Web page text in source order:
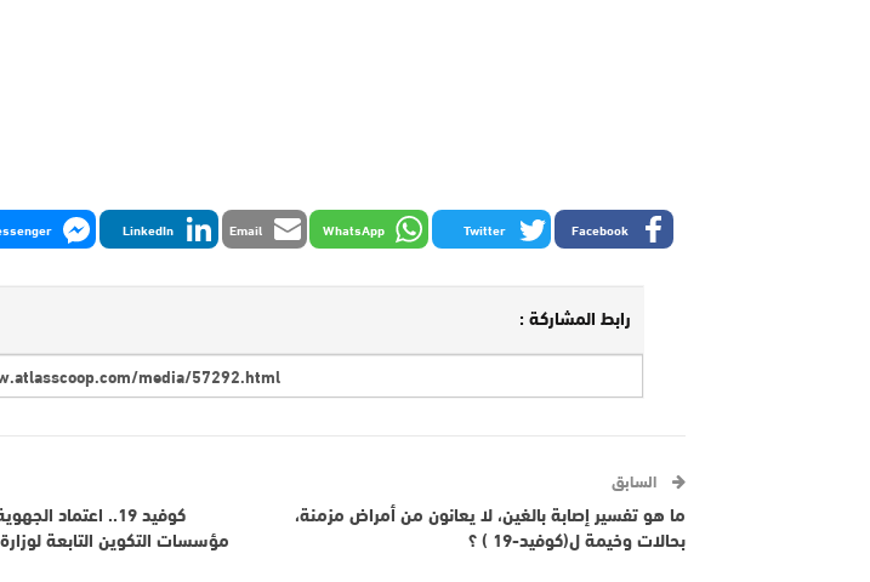
Facebook
Twitter
WhatsApp
Email
LinkedIn
رابط المشاركة :
السابق
ما هو تفسير إصابة بالغين، لا يعانون من أمراض مزمنة،
بحالات وخيمة ل(كوفيد-19 ) ؟
كوفيد 19.. اعتماد
مؤسسات التكوين التابعة